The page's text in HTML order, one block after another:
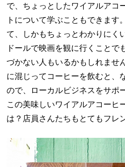
で、ちょっとしたワイアルアコ
トについて学ぶこともできます
て、しかもちょっとわかりにく
ドールで映画を観に行くことで
づかない人もいるかもしれませ
に混じってコーヒーを飲むと、
ので、ローカルビジネスをサポ
この美味しいワイアルアコーヒ
は？店員さんたちもとてもフレ